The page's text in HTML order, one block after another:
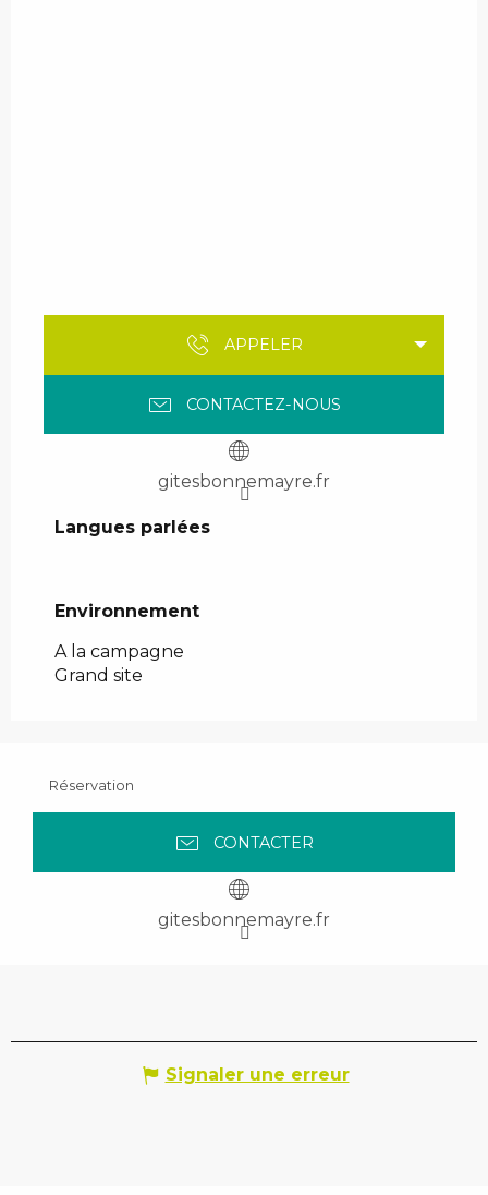
APPELER
CONTACTEZ-NOUS
gitesbonnemayre.fr
Langues parlées
Langues parlées
Environnement
Environnement
A la campagne
Grand site
Réservation
CONTACTER
gitesbonnemayre.fr
Signaler une erreur